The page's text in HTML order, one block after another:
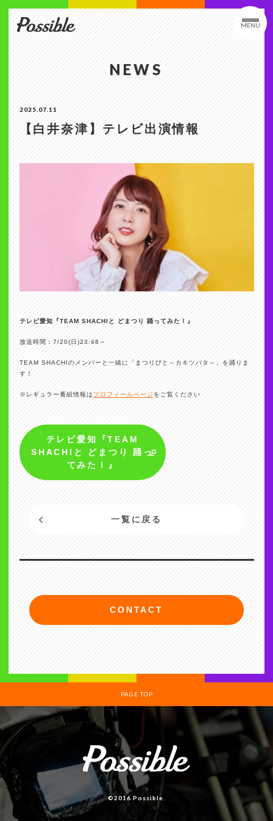
MENU
NEWS
2025.07.11
【白井奈津】テレビ出演情報
テレビ愛知『TEAM SHACHIと どまつり 踊ってみた！』
放送時間：7/20(日)23:48～
TEAM SHACHIのメンバーと一緒に「まつりびと～カキツバタ～」を踊りま
す！
※レギュラー番組情報は プロフィールページをご覧ください
テレビ愛知『TEAM
SHACHIと どまつり 踊っ
てみた！』
一覧に戻る
CONTACT
PAGE TOP
©2016 Possible.